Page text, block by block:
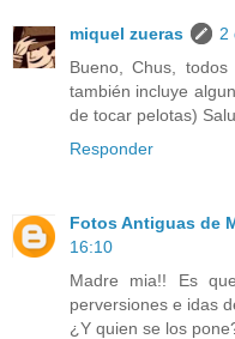
miquel zueras
2
Bueno, Chus,
también incluye
de tocar pelotas)
Responder
Fotos Antiguas de
16:10
Madre mia!! Es
perversiones e idas
¿Y quien se los